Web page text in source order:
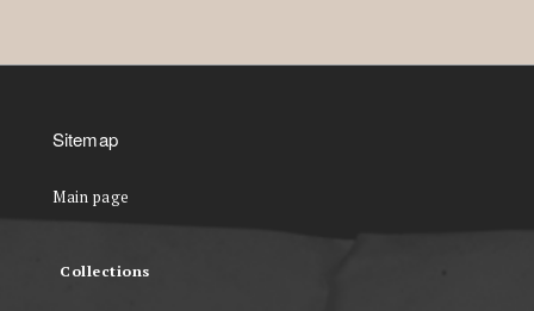
Sitemap
Main page
Collections